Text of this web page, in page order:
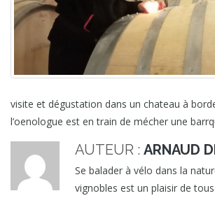
visite et dégustation dans un chateau à
l’oenologue est en train de mécher une
AUTEUR : ARNAUD
Se balader à vélo dans la
vignobles est un plaisir de